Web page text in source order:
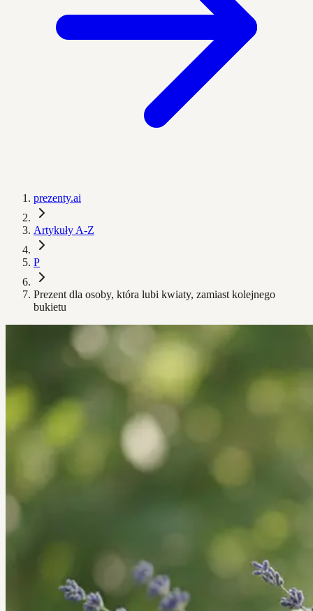
prezenty.ai
Artykuły A-Z
P
Prezent dla osoby, która lubi kwiaty, zamiast kolejnego
bukietu